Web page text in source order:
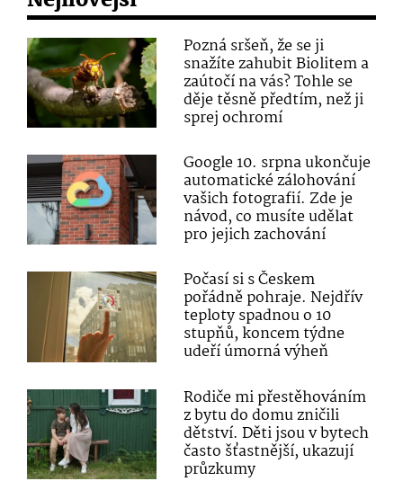
Pozná sršeň, že se ji
snažíte zahubit Biolitem a
zaútočí na vás? Tohle se
děje těsně předtím, než ji
sprej ochromí
Google 10. srpna ukončuje
automatické zálohování
vašich fotografií. Zde je
návod, co musíte udělat
pro jejich zachování
Počasí si s Českem
pořádně pohraje. Nejdřív
teploty spadnou o 10
stupňů, koncem týdne
udeří úmorná výheň
Rodiče mi přestěhováním
z bytu do domu zničili
dětství. Děti jsou v bytech
často šťastnější, ukazují
průzkumy